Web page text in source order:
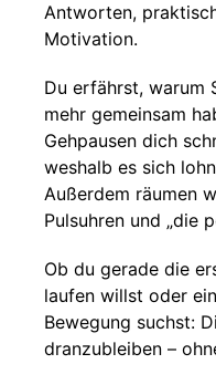
Antworten,
Motivation.
Du erfährst, warum
mehr gemeinsam
Gehpausen dich
weshalb es sich
Außerdem räumen
Pulsuhren und „die
Ob du gerade die
laufen willst oder
Bewegung suchst:
dranzubleiben –